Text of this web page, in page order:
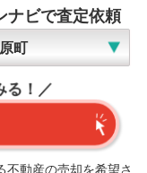
ナビで査定依頼
る！／
不動産の売却を希望さ